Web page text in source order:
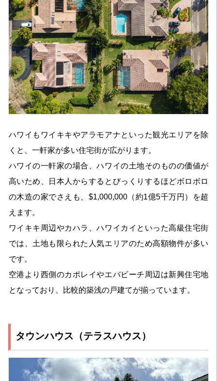
ハワイもワイキキやアラモアナといった観光エリアを除
くと、一軒家が多い住宅街が広がります。
ハワイの一軒家の場合、ハワイの土地そのものの価値が
高いため、日本人からするとびっくりするほどボロボロ
の木造の家でさえも、$1,000,000（約1億5千万円）を超
えます。
ワイキキ周辺やカハラ、ハワイカイといった高級住宅街
では、土地も限られた人気エリアのため高額物件が多い
です。
空港より西側のカポレイやエバビーチ周辺は新興住宅地
となっており、比較的築浅の戸建てが揃っています。
タウンハウス（テラスハウス）